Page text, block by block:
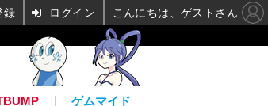
ゲムマイド
録 ログイン こんにちは、ゲストさん